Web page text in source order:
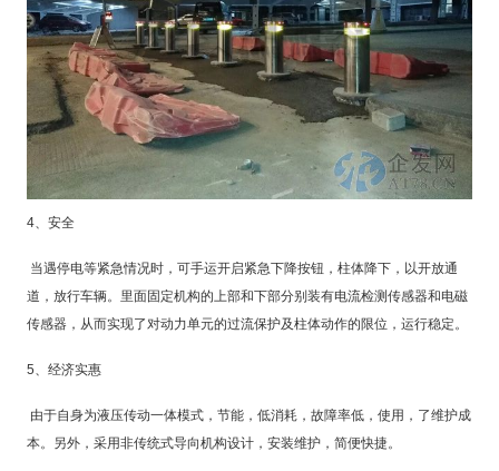
4、安全
当遇停电等紧急情况时，可手运开启紧急下降按钮，柱体降下，以开放通
道，放行车辆。 里面固定机构的上部和下部分别装有电流检测传感器和电磁
传感器，从而实现了对动力单元的过流保护及柱体动作的限位，运行稳定。
5、经济实惠
由于自身为液压传动一体模式，节能，低消耗，故障率低，使用，了维护成
本。另外，采用非传统式导向机构设计，安装维护，简便快捷。